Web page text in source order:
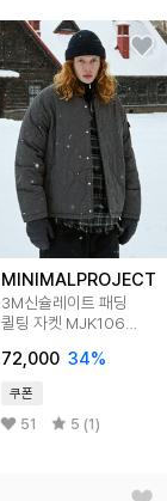
MINIMALPROJECT
3M신슐레이트 패딩
퀼팅 자켓 MJK106
72,000 34%
쿠폰
51 5 (1)